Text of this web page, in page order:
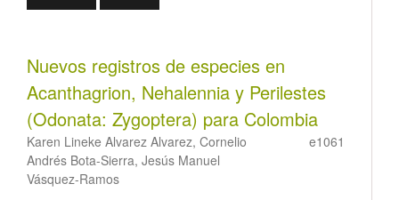
Nuevos registros de especies en
Acanthagrion, Nehalennia y Perilestes
(Odonata: Zygoptera) para Colombia
Karen Lineke Alvarez Alvarez, Cornelio
Andrés Bota-Sierra, Jesús Manuel
Vásquez-Ramos
e1061